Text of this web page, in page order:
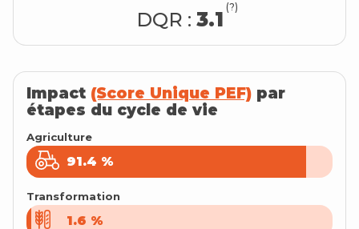
DQR : 3.1
(?)
Impact (Score Unique PEF) par
étapes du cycle de vie
Agriculture
91.4 %
91.4 %
Transformation
1.6 %
1.6 %